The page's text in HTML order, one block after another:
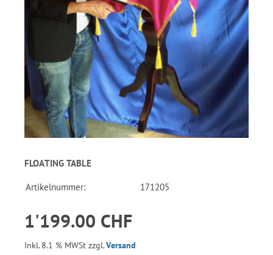
FLOATING TABLE
Artikelnummer: 171205
1'199.00 CHF
Inkl. 8.1 % MWSt zzgl.Versand